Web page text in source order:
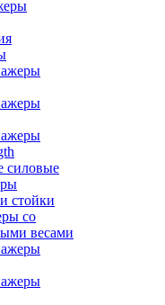
силовые
стойки
со
весами